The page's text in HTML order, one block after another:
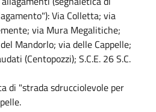
Via Colletta; via
via Mura Megalitiche;
Mandorlo; via delle Cappelle;
(Centopozzi); S.C.E. 26 S.C.
di "strada sdrucciolevole per